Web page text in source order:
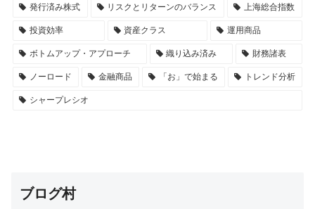
発行済み株式 リスクとリターンのバランス 上海総合指数
投資効率 資産クラス 運用商品
ボトムアップ・アプローチ 織り込み済み 財務諸表
ノーロード 金融商品 「お」で始まる トレンド分析
シャープレシオ
ブログ村